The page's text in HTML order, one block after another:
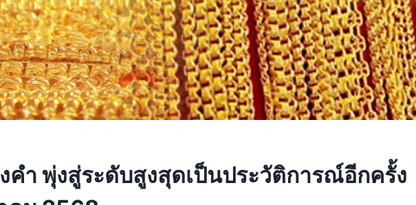
คำ พุ่งสู่ระดับสูงสุดเป็นประวัติการณ์อีกครั้ง